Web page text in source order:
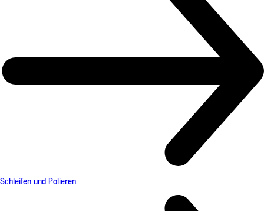
Schleifen und Polieren